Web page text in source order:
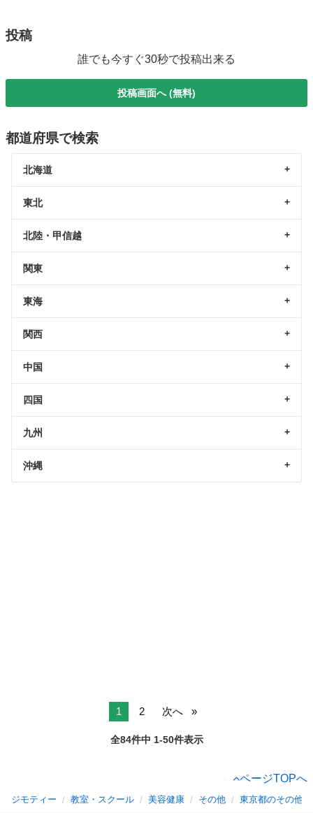
投稿
誰でも今すぐ30秒で投稿出来る
投稿画面へ (無料)
都道府県で検索
北海道
東北
北陸・甲信越
関東
東海
関西
中国
四国
九州
沖縄
1 2 次へ
全84件中 1-50件表示
ページTOPへ
ジモティー 教室・スクール 美容健康 その他 東京都のその他